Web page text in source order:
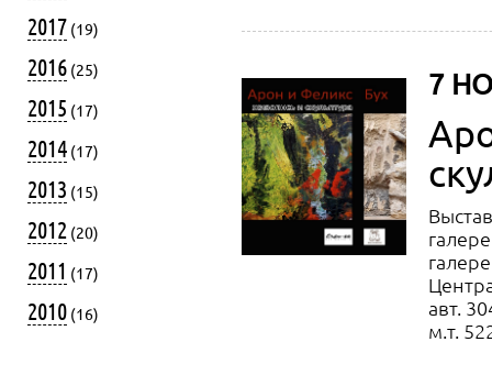
2017 (19)
2016 (25)
2015 (17)
2014 (17)
2013 (15)
2012 (20)
2011 (17)
2010 (16)
7
авт.
м.т.